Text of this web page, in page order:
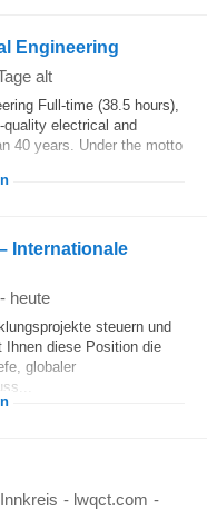
Engineering
alt
Full-time (38.5 hours),
electrical and
40 years. Under the motto
Internationale
- heute
steuern und
Ihnen diese Position die
globaler
- lwqct.com -